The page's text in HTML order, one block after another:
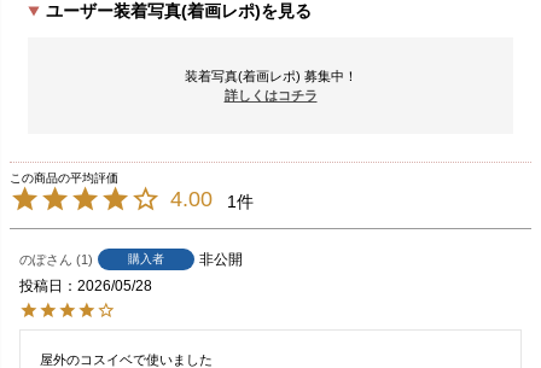
ユーザー装着写真(着画レポ)を見る
装着写真(着画レポ) 募集中！
詳しくはコチラ
4.00 1
のぽ 1 購入者
非公開
投稿日
2026/05/28
屋外のコスイベで使いました